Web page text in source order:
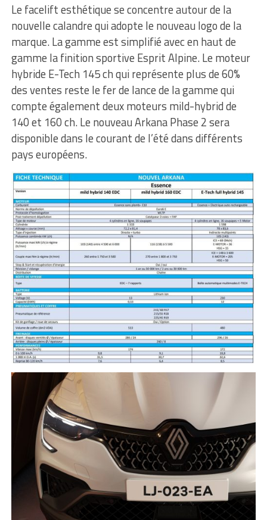
Le facelift esthétique se concentre autour de la
nouvelle calandre qui adopte le nouveau logo de la
marque. La gamme est simplifié avec en haut de
gamme la finition sportive Esprit Alpine. Le moteur
hybride E-Tech 145 ch qui représente plus de 60%
des ventes reste le fer de lance de la gamme qui
compte également deux moteurs mild-hybrid de
140 et 160 ch. Le nouveau Arkana Phase 2 sera
disponible dans le courant de l’été dans différents
pays européens.